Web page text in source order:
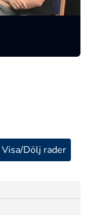
Visa/Dölj rader